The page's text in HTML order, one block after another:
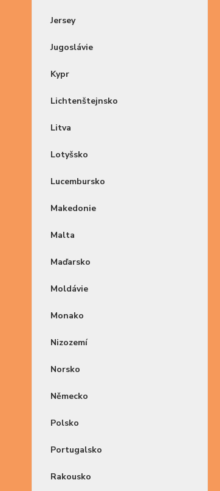
Jersey
Jugoslávie
Kypr
Lichtenštejnsko
Litva
Lotyšsko
Lucembursko
Makedonie
Malta
Maďarsko
Moldávie
Monako
Nizozemí
Norsko
Německo
Polsko
Portugalsko
Rakousko